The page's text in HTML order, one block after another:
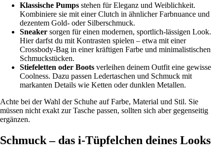
Klassische Pumps stehen für Eleganz und Weiblichkeit.
Kombiniere sie mit einer Clutch in ähnlicher Farbnuance und
dezentem Gold- oder Silberschmuck.
Sneaker sorgen für einen modernen, sportlich-lässigen Look.
Hier darfst du mit Kontrasten spielen – etwa mit einer
Crossbody-Bag in einer kräftigen Farbe und minimalistischen
Schmuckstücken.
Stiefeletten oder Boots verleihen deinem Outfit eine gewisse
Coolness. Dazu passen Ledertaschen und Schmuck mit
markanten Details wie Ketten oder dunklen Metallen.
Achte bei der Wahl der Schuhe auf Farbe, Material und Stil. Sie
müssen nicht exakt zur Tasche passen, sollten sich aber gegenseitig
ergänzen.
Schmuck – das i-Tüpfelchen deines Looks